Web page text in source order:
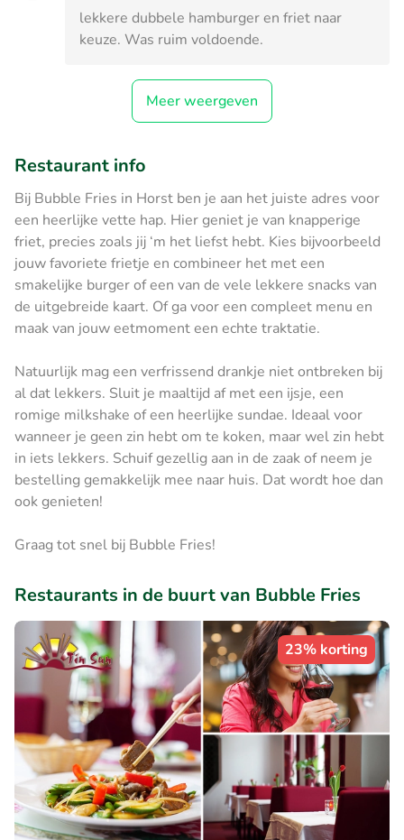
lekkere dubbele hamburger en friet naar
keuze. Was ruim voldoende.
Meer weergeven
Restaurant info
Bij Bubble Fries in Horst ben je aan het juiste adres voor
een heerlijke vette hap. Hier geniet je van knapperige
friet, precies zoals jij ‘m het liefst hebt. Kies bijvoorbeeld
jouw favoriete frietje en combineer het met een
smakelijke burger of een van de vele lekkere snacks van
de uitgebreide kaart. Of ga voor een compleet menu en
maak van jouw eetmoment een echte traktatie.
Natuurlijk mag een verfrissend drankje niet ontbreken bij
al dat lekkers. Sluit je maaltijd af met een ijsje, een
romige milkshake of een heerlijke sundae. Ideaal voor
wanneer je geen zin hebt om te koken, maar wel zin hebt
in iets lekkers. Schuif gezellig aan in de zaak of neem je
bestelling gemakkelijk mee naar huis. Dat wordt hoe dan
ook genieten!
Graag tot snel bij ​Bubble Fries!
Restaurants in de buurt van Bubble Fries
23% korting